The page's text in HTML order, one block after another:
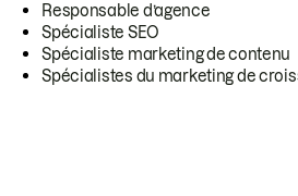
Responsable d’agence
Spécialiste SEO
Spécialiste marketing de contenu
Spécialistes du marketing de